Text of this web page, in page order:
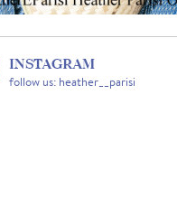
INSTAGRAM
follow us: heather__parisi